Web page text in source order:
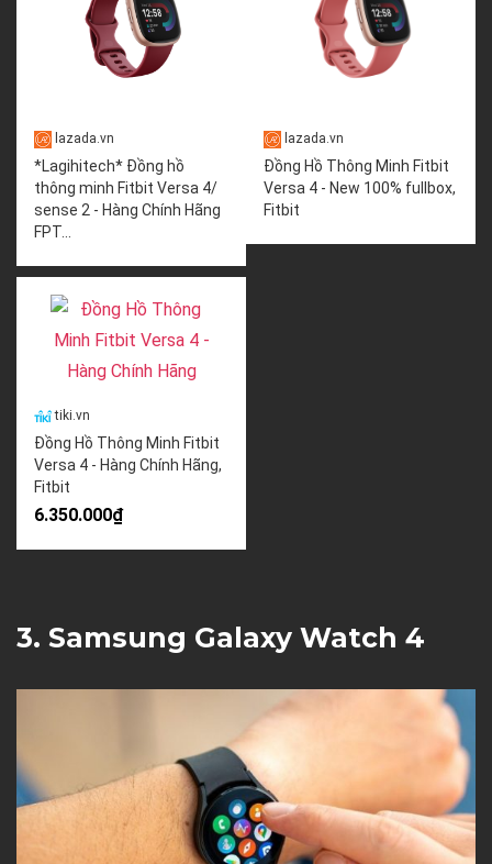
lazada.vn
*Lagihitech* Đồng hồ
thông minh Fitbit Versa 4/
sense 2 - Hàng Chính Hãng
FPT...
lazada.vn
Đồng Hồ Thông Minh Fitbit
Versa 4 - New 100% fullbox,
Fitbit
tiki.vn
Đồng Hồ Thông Minh Fitbit
Versa 4 - Hàng Chính Hãng,
Fitbit
6.350.000₫
3. Samsung Galaxy Watch 4